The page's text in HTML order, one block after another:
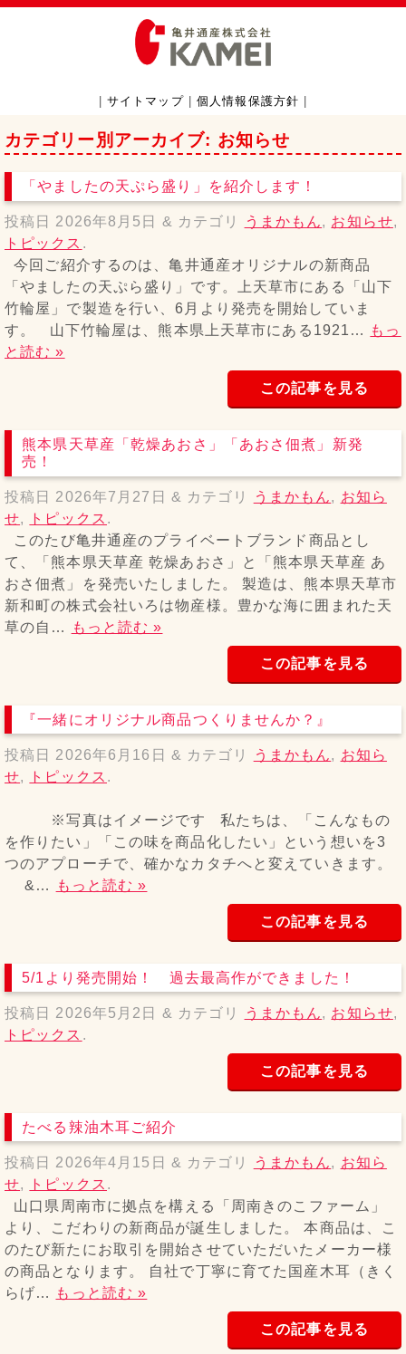
サイトマップ|個人情報保護方針
カテゴリー別アーカイブ: お知らせ
「やましたの天ぷら盛り」を紹介します！
投稿日 2026年8月5日 & カテゴリ うまかもん, お知らせ,
トピックス .
今回ご紹介するのは、亀井通産オリジナルの新商品
「やましたの天ぷら盛り」です。上天草市にある「山下
竹輪屋」で製造を行い、6月より発売を開始していま
す。 山下竹輪屋は、熊本県上天草市にある1921…
もっ
と読む »
この記事を見る
熊本県天草産「乾燥あおさ」「あおさ佃煮」新発
売！
投稿日 2026年7月27日 & カテゴリ うまかもん, お知ら
せ, トピックス .
このたび亀井通産のプライベートブランド商品とし
て、「熊本県天草産 乾燥あおさ」と「熊本県天草産 あ
おさ佃煮」を発売いたしました。 製造は、熊本県天草市
新和町の株式会社いろは物産様。豊かな海に囲まれた天
草の自…
もっと読む »
この記事を見る
『一緒にオリジナル商品つくりませんか？』
投稿日 2026年6月16日 & カテゴリ うまかもん, お知ら
せ, トピックス .
※写真はイメージです 私たちは、「こんなもの
を作りたい」「この味を商品化したい」という想いを3
つのアプローチで、確かなカタチへと変えていきます。
&…
もっと読む »
この記事を見る
5/1より発売開始！ 過去最高作ができました！
投稿日 2026年5月2日 & カテゴリ うまかもん, お知らせ,
トピックス .
この記事を見る
たべる辣油木耳ご紹介
投稿日 2026年4月15日 & カテゴリ うまかもん, お知ら
せ, トピックス .
山口県周南市に拠点を構える「周南きのこファーム」
より、こだわりの新商品が誕生しました。 本商品は、こ
のたび新たにお取引を開始させていただいたメーカー様
の商品となります。 自社で丁寧に育てた国産木耳（きく
らげ…
もっと読む »
この記事を見る